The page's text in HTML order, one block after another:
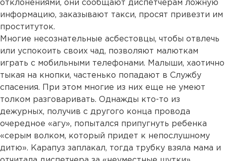
отклонениями, они сообщают диспетчерам ложную
информацию, заказывают такси, просят привезти им
проституток.
Многие несознательные асбестовцы, чтобы отвлечь
или успокоить своих чад, позволяют малюткам
играть с мобильными телефонами. Малыши, хаотично
тыкая на кнопки, частенько попадают в Службу
спасения. При этом многие из них еще не умеют
толком разговаривать. Однажды кто-то из
дежурных, получив с другого конца провода
очередное «агу», попытался припугнуть ребенка
«серым волком, который придет к непослушному
дитю». Карапуз заплакал, тогда трубку взяла мама и